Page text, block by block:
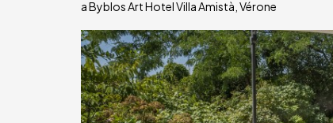
a Byblos Art Hotel Villa Amistà, Vérone
Image